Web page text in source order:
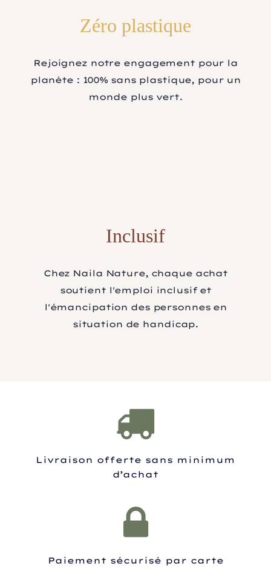
Zéro plastique
Rejoignez notre engagement pour la
planète : 100% sans plastique, pour un
monde plus vert.
Inclusif
Chez Naila Nature, chaque achat
soutient l'emploi inclusif et
l'émancipation des personnes en
situation de handicap.
Livraison offerte sans minimum
d’achat
Paiement sécurisé par carte